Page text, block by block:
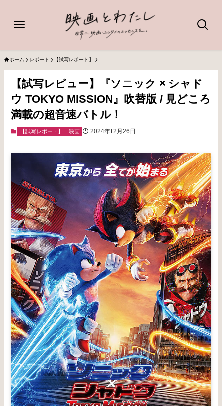
ホーム レポート 【試写レポート】
【試写レビュー】『ソニック × シャド
ウ TOKYO MISSION』吹替版 / 見どころ
満載の超音速バトル！
【試写レポート】 映画 2024年12月26日